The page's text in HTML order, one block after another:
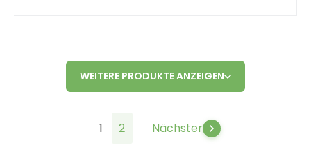
WEITERE PRODUKTE ANZEIGEN
1 2 Nächster